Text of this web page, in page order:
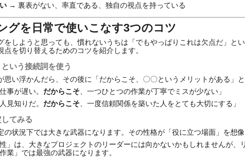
→ 裏表がない、率直である、独自の視点を持っている
グを日常で使いこなす3つのコツ
をしようと思っても、慣れないうちは「でもやっぱりこれは欠点だ」と
点を切り替えるためのコツを紹介します。
いう接続詞を使う
思い浮かんだら、その後に「だからこそ、〇〇というメリットがある」と
事が遅い。 だからこそ 、一つひとつの作業が丁寧でミスが少ない」
見知りだ。 だからこそ 、一度信頼関係を築いた人をとても大切にする」
てみる
の状況下では大きな武器になります。その性格が「役に立つ場面」を想像
性」は、大きなプロジェクトのリーダーには向かないかもしれませんが、
業」では最強の武器になります。